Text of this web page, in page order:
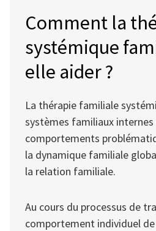
Comment la
systémique
elle aider ?
La thérapie familiale
systèmes familiaux internes
comportements
la dynamique familiale
la relation familiale.
Au cours du processus de
comportement individuel